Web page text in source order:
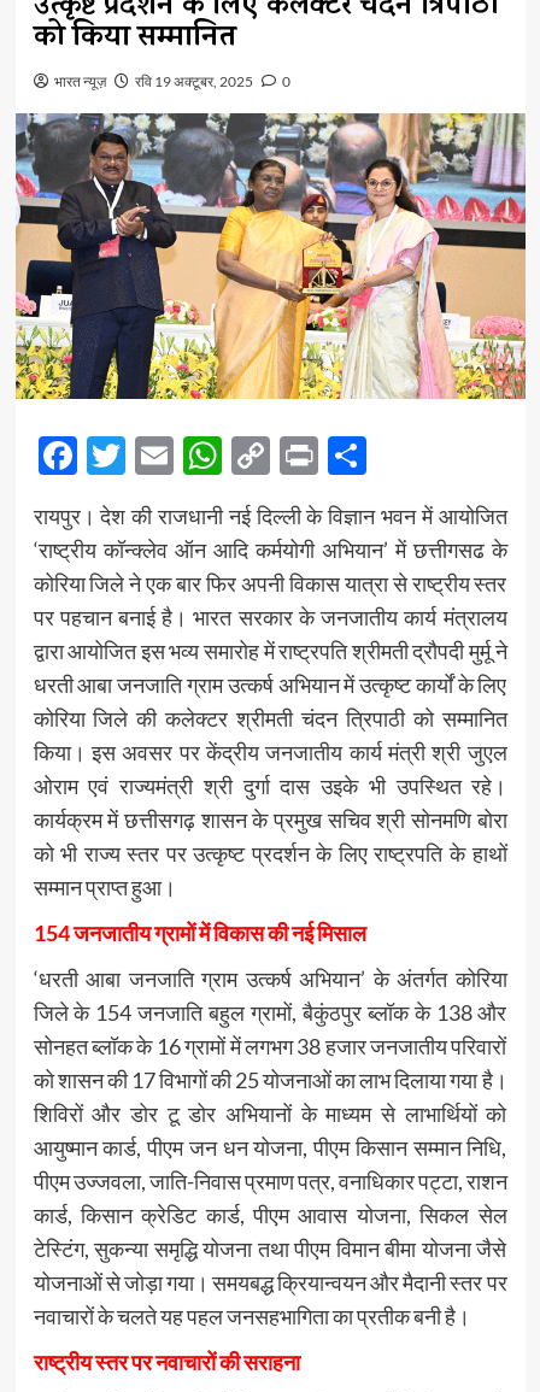
को किया सम्मानित
भारत न्यूज़ रवि 19 अक्टूबर, 2025 0
Facebook
Twitter
EmailWhatsApp
Copy
Link
PrintShare
रायपुर। देश की राजधानी नई दिल्ली के विज्ञान भवन में आयोजित
‘राष्ट्रीय कॉन्क्लेव ऑन आदि कर्मयोगी अभियान’ में छत्तीगसढ के
कोरिया जिले ने एक बार फिर अपनी विकास यात्रा से राष्ट्रीय स्तर
पर पहचान बनाई है। भारत सरकार के जनजातीय कार्य मंत्रालय
द्वारा आयोजित इस भव्य समारोह में राष्ट्रपति श्रीमती द्रौपदी मुर्मू ने
धरती आबा जनजाति ग्राम उत्कर्ष अभियान में उत्कृष्ट कार्यों के लिए
कोरिया जिले की कलेक्टर श्रीमती चंदन त्रिपाठी को सम्मानित
किया। इस अवसर पर केंद्रीय जनजातीय कार्य मंत्री श्री जुएल
ओराम एवं राज्यमंत्री श्री दुर्गा दास उइके भी उपस्थित रहे।
कार्यक्रम में छत्तीसगढ़ शासन के प्रमुख सचिव श्री सोनमणि बोरा
को भी राज्य स्तर पर उत्कृष्ट प्रदर्शन के लिए राष्ट्रपति के हाथों
सम्मान प्राप्त हुआ।
154 जनजातीय ग्रामों में विकास की नई मिसाल
‘धरती आबा जनजाति ग्राम उत्कर्ष अभियान’ के अंतर्गत कोरिया
जिले के 154 जनजाति बहुल ग्रामों, बैकुंठपुर ब्लॉक के 138 और
सोनहत ब्लॉक के 16 ग्रामों में लगभग 38 हजार जनजातीय परिवारों
को शासन की 17 विभागों की 25 योजनाओं का लाभ दिलाया गया है।
शिविरों और डोर टू डोर अभियानों के माध्यम से लाभार्थियों को
आयुष्मान कार्ड, पीएम जन धन योजना, पीएम किसान सम्मान निधि,
पीएम उज्जवला, जाति-निवास प्रमाण पत्र, वनाधिकार पट्टा, राशन
कार्ड, किसान क्रेडिट कार्ड, पीएम आवास योजना, सिकल सेल
टेस्टिंग, सुकन्या समृद्धि योजना तथा पीएम विमान बीमा योजना जैसे
योजनाओं से जोड़ा गया। समयबद्ध क्रियान्वयन और मैदानी स्तर पर
नवाचारों के चलते यह पहल जनसहभागिता का प्रतीक बनी है।
राष्ट्रीय स्तर पर नवाचारों की सराहना